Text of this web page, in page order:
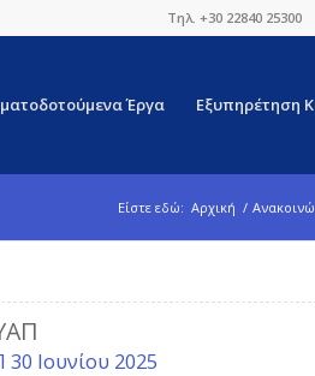
Τηλ. +30 22840 25300
Έργα Εξυπηρέτηση
Είστε εδώ: Αρχική /
Ιουνίου 2025